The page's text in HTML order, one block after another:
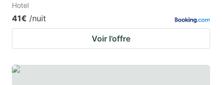
Hotel
41€ /nuit
Voir l’offre